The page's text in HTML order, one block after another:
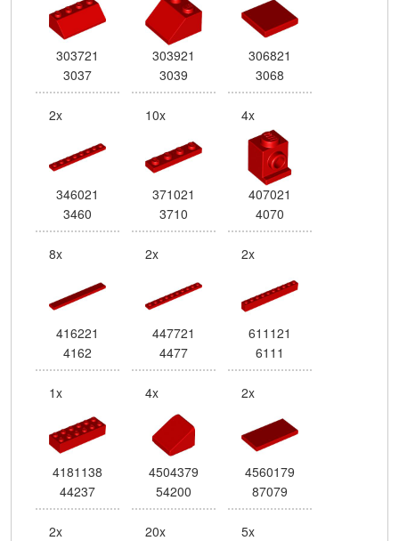
303721
3037
303921
3039
306821
3068
2x
346021
3460
10x
371021
3710
4x
407021
4070
8x
416221
4162
2x
447721
4477
2x
611121
6111
1x
4181138
44237
4x
4504379
54200
2x
4560179
87079
2x 20x 5x